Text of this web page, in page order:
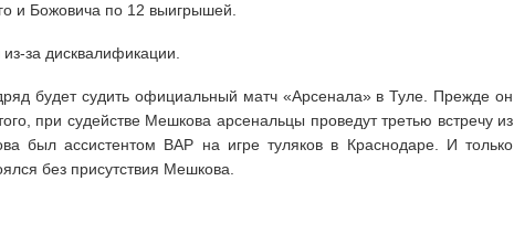
и Божовича по 12 выигрышей.
за дисквалификации.
будет судить официальный матч «Арсенала» в Туле. Прежде он
при судействе Мешкова арсенальцы проведут третью встречу из
был ассистентом ВАР на игре туляков в Краснодаре. И только
без присутствия Мешкова.